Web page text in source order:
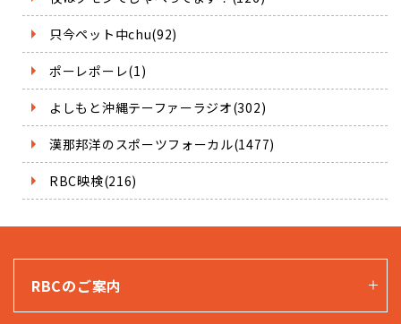
只今ペット中chu(92)
ポーレポーレ(1)
よしもと沖縄テーファーラジオ(302)
漢那邦洋のスポーツフォーカル(1477)
RBC映検(216)
RBCのご案内